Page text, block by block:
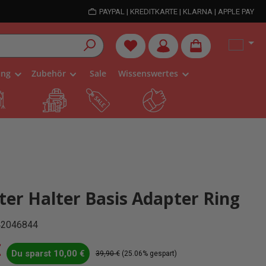
PAYPAL | KREDITKARTE | KLARNA | APPLE PAY
Du hast 0 Produkte auf dem
Zubehör Sale Wissenswertes
Halter Basis Adapter Ring
Du sparst 10,00 € Regulärer Preis:
39,90 € (25.06% gespart)